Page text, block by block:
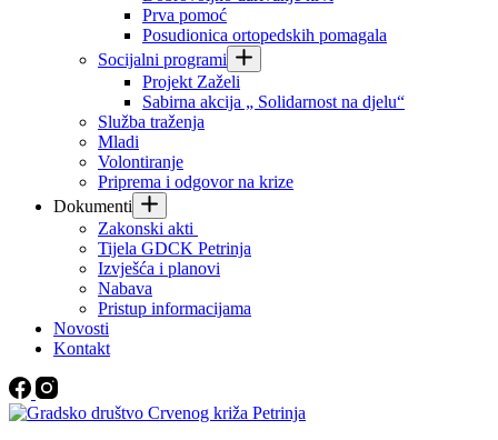
Prva pomoć
Posudionica ortopedskih pomagala
Socijalni programi
Projekt Zaželi
Sabirna akcija „ Solidarnost na djelu“
Služba traženja
Mladi
Volontiranje
Priprema i odgovor na krize
Dokumenti
Zakonski akti
Tijela GDCK Petrinja
Izvješća i planovi
Nabava
Pristup informacijama
Novosti
Kontakt